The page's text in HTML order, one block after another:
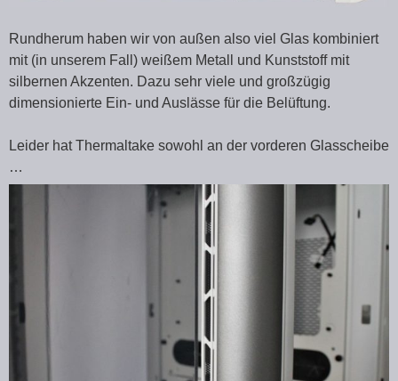
Rundherum haben wir von außen also viel Glas kombiniert
mit (in unserem Fall) weißem Metall und Kunststoff mit
silbernen Akzenten. Dazu sehr viele und großzügig
dimensionierte Ein- und Auslässe für die Belüftung.
Leider hat Thermaltake sowohl an der vorderen Glasscheibe
…